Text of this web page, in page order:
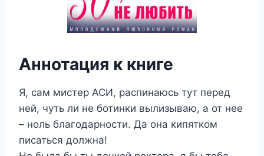
Аннотация к книге
Я, сам мистер АСИ, распинаюсь тут перед
ней, чуть ли не ботинки вылизываю, а от нее
– ноль благодарности. Да она кипятком
писаться должна!